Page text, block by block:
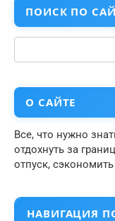
ПОИСК ПО
Поиск:
О САЙТЕ
Все, что нужно
отдохнуть за
отпуск,
НАВИГАЦИЯ